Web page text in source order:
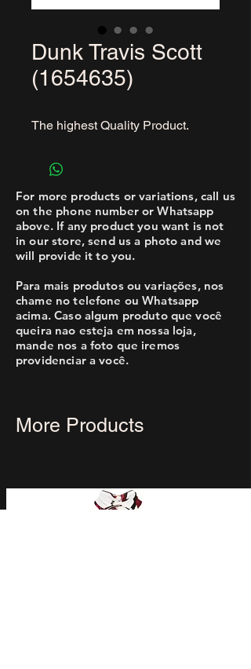
Dunk Travis Scott
(1654635)
The highest Quality Product.
For more products or variations, call us
on the phone number or Whatsapp
above. If any product you want is not
in our store, send us a photo and we
will provide it to you.
Para mais produtos ou variações, nos
chame no telefone ou Whatsapp
acima. Caso algum produto que você
queira nao esteja em nossa loja,
mande nos a foto que iremos
providenciar a você.
More Products